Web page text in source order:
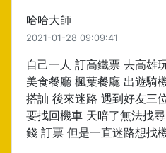
哈哈大師
2021-01-28 09:09:41
自己一人 訂高鐵票 去高雄
美食餐廳 楓葉餐廳 出遊騎
搭訕 後來迷路 遇到好友三
要找回機車 天暗了無法找
錢 訂票 但是一直迷路想找